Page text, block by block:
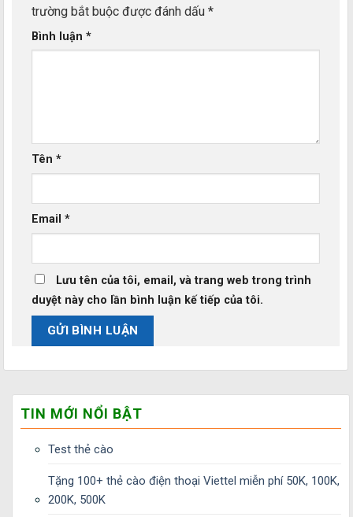
trường bắt buộc được đánh dấu *
Bình luận *
Tên *
Email *
Lưu tên của tôi, email, và trang web trong trình
duyệt này cho lần bình luận kế tiếp của tôi.
TIN MỚI NỔI BẬT
Test thẻ cào
Tặng 100+ thẻ cào điện thoại Viettel miễn phí 50K, 100K,
200K, 500K